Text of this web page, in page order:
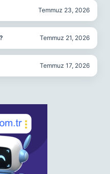
Temmuz 23, 2026
Temmuz 21, 2026
Temmuz 17, 2026